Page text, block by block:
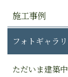
施工事例
フォトギャラ
ただいま建築中